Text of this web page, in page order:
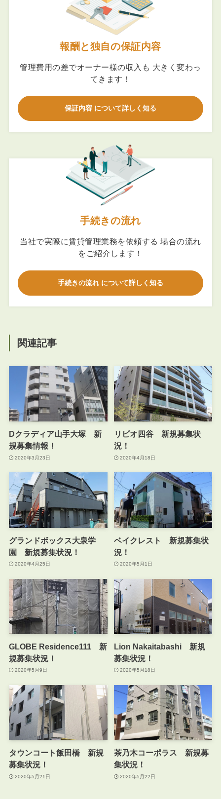
報酬と独自の保証内容
管理費用の差でオーナー様の収入も 大きく変わっ
てきます！
保証内容 について詳しく知る
手続きの流れ
当社で実際に賃貸管理業務を依頼する 場合の流れ
をご紹介します！
手続きの流れ について詳しく知る
関連記事
Dクラディア山手大塚 新
規募集情報！
2020年3月23日
リビオ四谷 新規募集状
況！
2020年4月18日
グランドボックス大泉学
園 新規募集状況！
2020年4月25日
ベイクレスト 新規募集状
況！
2020年5月1日
GLOBE Residence111 新
規募集状況！
2020年5月9日
Lion Nakaitabashi 新規
募集状況！
2020年5月18日
タウンコート飯田橋 新規
募集状況！
2020年5月21日
茶乃木コーポラス 新規募
集状況！
2020年5月22日